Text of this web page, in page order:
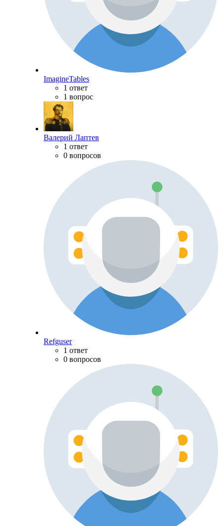
ImagineTables
1 ответ
1 вопрос
Валерий Лаптев
1 ответ
0 вопросов
Refguser
1 ответ
0 вопросов